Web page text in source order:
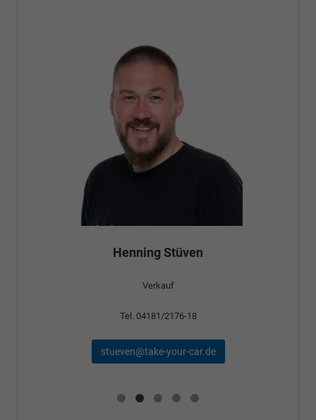
Henning Stüven
Verkauf
Tel. 04181/2176-18
stueven@take-your-car.de